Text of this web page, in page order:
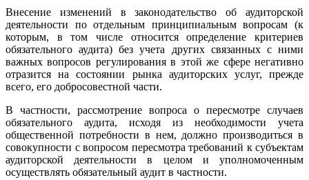
Внесение изменений в законодательство об аудиторской
деятельности по отдельным принципиальным вопросам (к
которым, в том числе относится определение критериев
обязательного аудита) без учета других связанных с ними
важных вопросов регулирования в этой же сфере негативно
отразится на состоянии рынка аудиторских услуг, прежде
всего, его добросовестной части.
В частности, рассмотрение вопроса о пересмотре случаев
обязательного аудита, исходя из необходимости учета
общественной потребности в нем, должно производиться в
совокупности с вопросом пересмотра требований к субъектам
аудиторской деятельности в целом и уполномоченным
осуществлять обязательный аудит в частности.